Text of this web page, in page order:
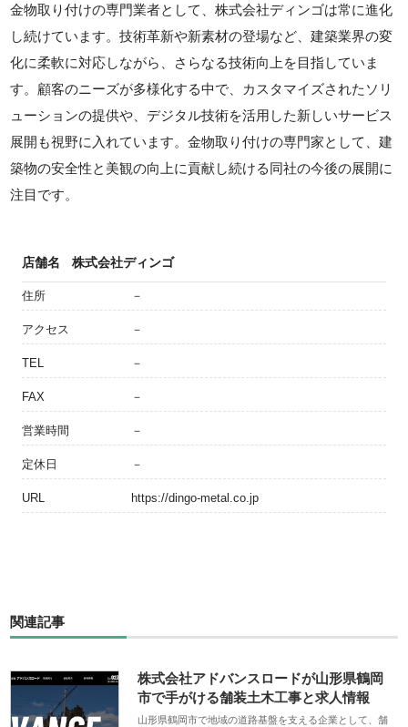
金物取り付けの専門業者として、株式会社ディンゴは常に進化
し続けています。技術革新や新素材の登場など、建築業界の変
化に柔軟に対応しながら、さらなる技術向上を目指していま
す。顧客のニーズが多様化する中で、カスタマイズされたソリ
ューションの提供や、デジタル技術を活用した新しいサービス
展開も視野に入れています。金物取り付けの専門家として、建
築物の安全性と美観の向上に貢献し続ける同社の今後の展開に
注目です。
店舗名 株式会社ディンゴ
住所 －
アクセス －
TEL －
FAX －
営業時間 －
定休日 －
URL https://dingo-metal.co.jp
関連記事
株式会社アドバンスロードが山形県鶴岡
市で手がける舗装土木工事と求人情報
山形県鶴岡市で地域の道路基盤を支える企業として、舗